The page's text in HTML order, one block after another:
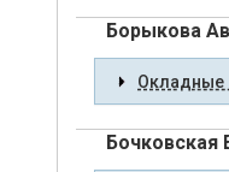
Борыкова
Окладные
Бочковская